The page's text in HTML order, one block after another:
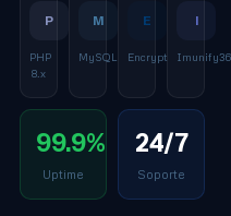
P
PHP
8.x
M
MySQL
E
Encrypt
I
99.9%
Uptime
24/7
Soporte